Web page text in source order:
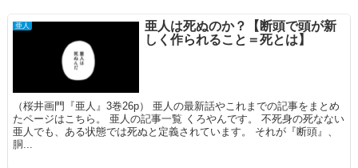
亜人
亜人は死ぬのか？【断頭で頭が新
しく作られること＝死とは】
（桜井画門『亜人』3巻26p） 亜人の最新話やこれまでの記事をまとめ
たページはこちら。 亜人の記事一覧 くろやんです。 不死身の死なない
亜人でも、ある状態では死ぬと定義されています。 それが『断頭』、
胴...